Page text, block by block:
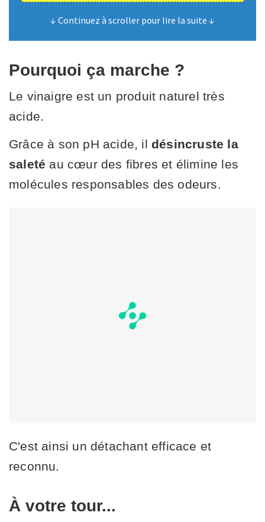
↓ Continuez à scroller pour lire la suite ↓
Pourquoi ça marche ?
Le vinaigre est un produit naturel très
acide.
Grâce à son pH acide, il désincruste la
saleté au cœur des fibres et élimine les
molécules responsables des odeurs.
C'est ainsi un détachant efficace et
reconnu.
À votre tour...